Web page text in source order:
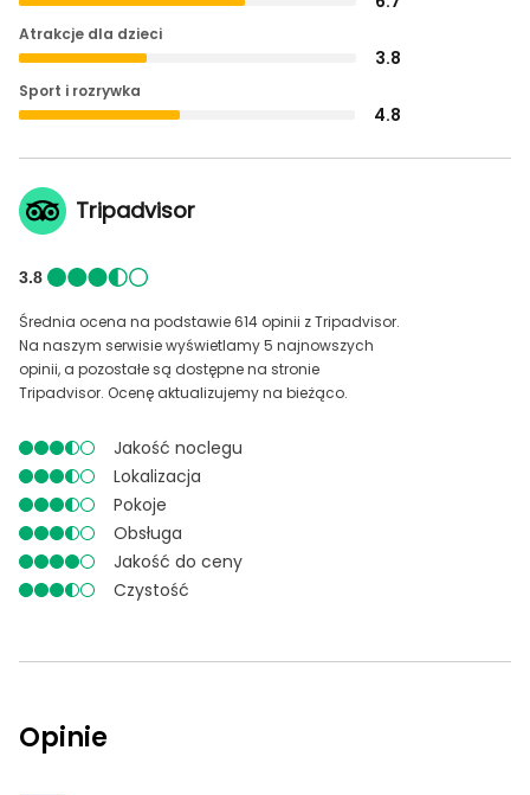
Atrakcje dla dzieci
3.8
Sport i rozrywka
4.8
Tripadvisor
3.8
Średnia ocena na podstawie 614 opinii z Tripadvisor.
Na naszym serwisie wyświetlamy 5 najnowszych
opinii, a pozostałe są dostępne na stronie
Tripadvisor. Ocenę aktualizujemy na bieżąco.
Jakość noclegu
Lokalizacja
Pokoje
Obsługa
Jakość do ceny
Czystość
Opinie